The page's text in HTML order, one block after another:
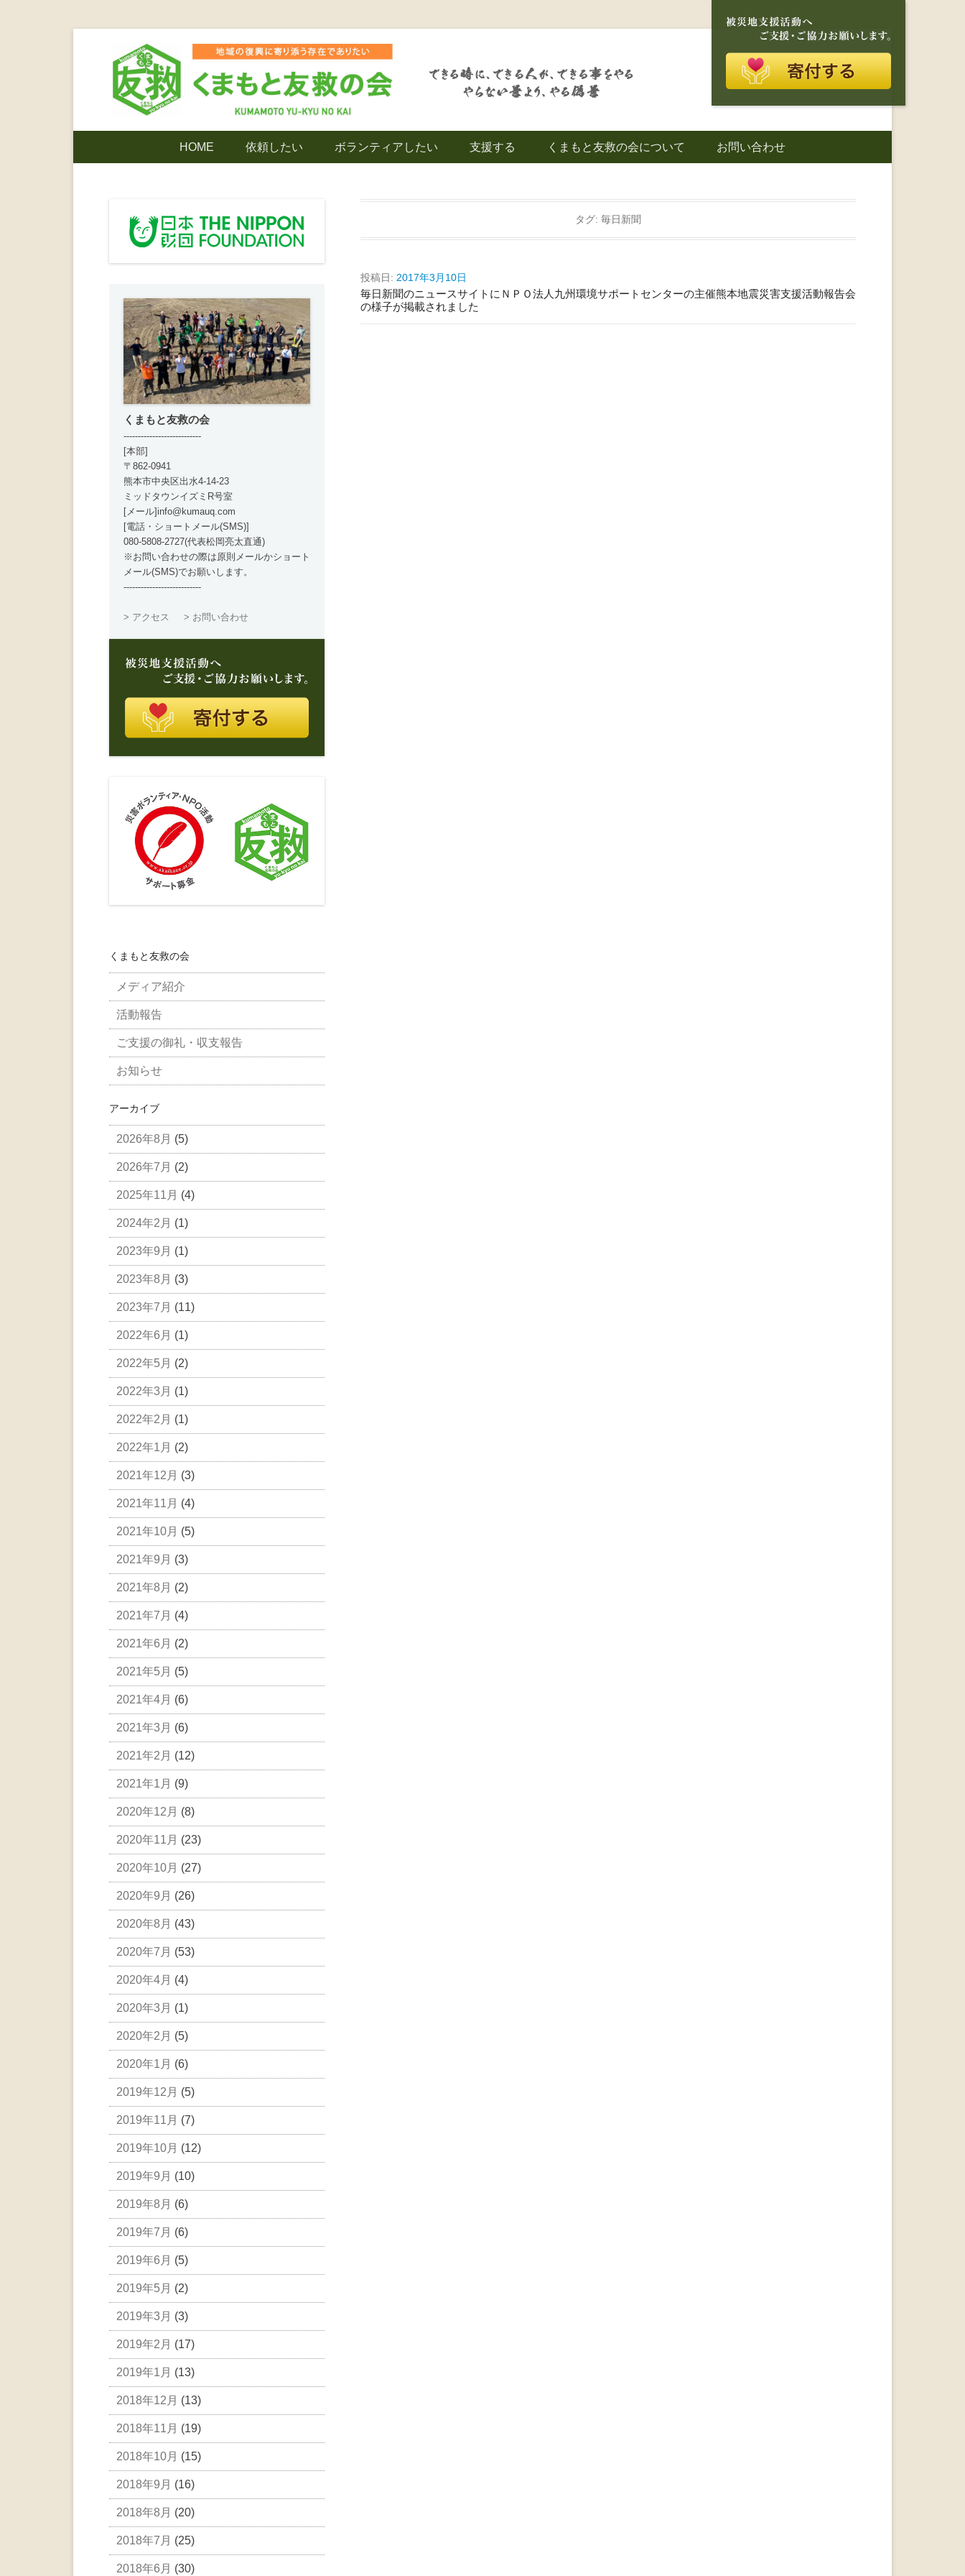
くまもと友救の会｜地域の復興に寄り添う存在
でありたい｜熊本県上益城郡益城町｜災害ボラ
ンティア
HOME 依頼したい ボランティアしたい 支援する くまもと友救の会について お問い合わせ
タグ: 毎日新聞
投稿日: 2017年3月10日
毎日新聞のニュースサイトにＮＰＯ法人九州環境サポートセンターの主催熊本地震災害支援活動報告会
の様子が掲載されました
くまもと友救の会
---------------------------
[本部]
〒862-0941
熊本市中央区出水4-14-23
ミッドタウンイズミR号室
[メール]info@kumauq.com
[電話・ショートメール(SMS)]
080-5808-2727(代表松岡亮太直通)
※お問い合わせの際は原則メールかショート
メール(SMS)でお願いします。
---------------------------
> アクセス > お問い合わせ
くまもと友救の会
メディア紹介
活動報告
ご支援の御礼・収支報告
お知らせ
アーカイブ
2026年8月 (5)
2026年7月 (2)
2025年11月 (4)
2024年2月 (1)
2023年9月 (1)
2023年8月 (3)
2023年7月 (11)
2022年6月 (1)
2022年5月 (2)
2022年3月 (1)
2022年2月 (1)
2022年1月 (2)
2021年12月 (3)
2021年11月 (4)
2021年10月 (5)
2021年9月 (3)
2021年8月 (2)
2021年7月 (4)
2021年6月 (2)
2021年5月 (5)
2021年4月 (6)
2021年3月 (6)
2021年2月 (12)
2021年1月 (9)
2020年12月 (8)
2020年11月 (23)
2020年10月 (27)
2020年9月 (26)
2020年8月 (43)
2020年7月 (53)
2020年4月 (4)
2020年3月 (1)
2020年2月 (5)
2020年1月 (6)
2019年12月 (5)
2019年11月 (7)
2019年10月 (12)
2019年9月 (10)
2019年8月 (6)
2019年7月 (6)
2019年6月 (5)
2019年5月 (2)
2019年3月 (3)
2019年2月 (17)
2019年1月 (13)
2018年12月 (13)
2018年11月 (19)
2018年10月 (15)
2018年9月 (16)
2018年8月 (20)
2018年7月 (25)
2018年6月 (30)